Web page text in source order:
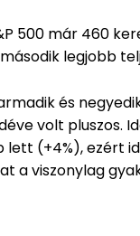
500 már 460
legjobb
és
volt pluszos.
(+4%), ezért
a viszonylag